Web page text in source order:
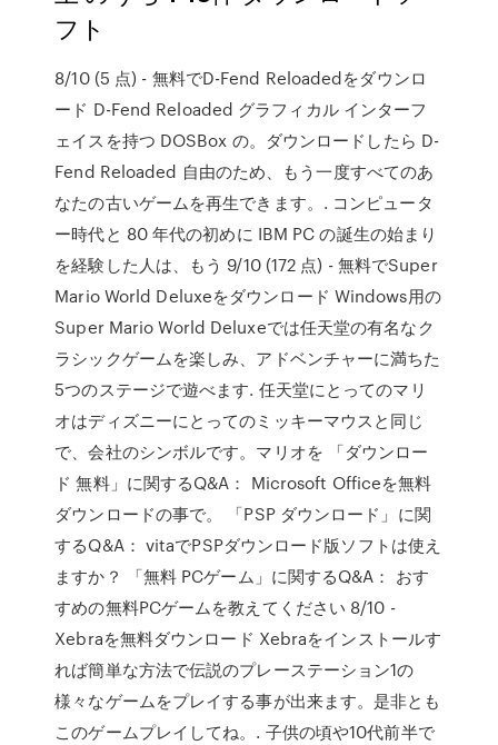
フト
8/10 (5 点) - 無料でD-Fend Reloadedをダウンロ
ード D-Fend Reloaded グラフィカル インターフ
ェイスを持つ DOSBox の。ダウンロードしたら D-
Fend Reloaded 自由のため、もう一度すべてのあ
なたの古いゲームを再生できます。. コンピュータ
ー時代と 80 年代の初めに IBM PC の誕生の始まり
を経験した人は、もう 9/10 (172 点) - 無料でSuper
Mario World Deluxeをダウンロード Windows用の
Super Mario World Deluxeでは任天堂の有名なク
ラシックゲームを楽しみ、アドベンチャーに満ちた
5つのステージで遊べます. 任天堂にとってのマリ
オはディズニーにとってのミッキーマウスと同じ
で、会社のシンボルです。マリオを 「ダウンロー
ド 無料」に関するQ&A： Microsoft Officeを無料
ダウンロードの事で。 「PSP ダウンロード」に関
するQ&A： vitaでPSPダウンロード版ソフトは使え
ますか？ 「無料 PCゲーム」に関するQ&A： おす
すめの無料PCゲームを教えてください 8/10 -
Xebraを無料ダウンロード Xebraをインストールす
れば簡単な方法で伝説のプレーステーション1の
様々なゲームをプレイする事が出来ます。是非とも
このゲームプレイしてね。. 子供の頃や10代前半で